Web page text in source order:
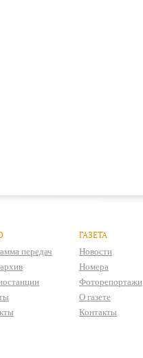
передач
ГАЗЕТА
Новости
Номера
Фоторепортажи
О газете
Контакты